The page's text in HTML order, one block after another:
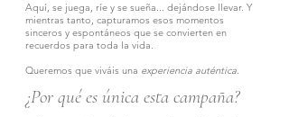
Aquí, se juega, ríe y se sueña... dejándose llevar. Y
mientras tanto, capturamos esos momentos
sinceros y espontáneos que se convierten en
recuerdos para toda la vida.
Queremos que viváis una experiencia auténtica.
¿Por qué es única esta campaña?